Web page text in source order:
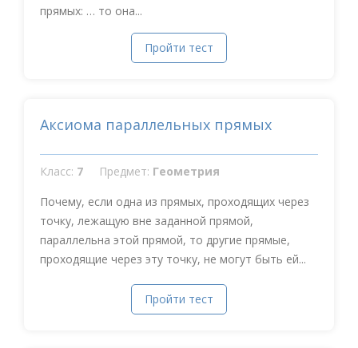
прямых: … то она...
Пройти тест
Аксиома параллельных прямых
Класс: 7 Предмет: Геометрия
Почему, если одна из прямых, проходящих через
точку, лежащую вне заданной прямой,
параллельна этой прямой, то другие прямые,
проходящие через эту точку, не могут быть ей...
Пройти тест